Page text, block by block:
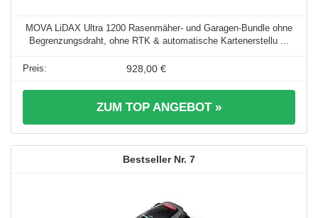
MOVA LiDAX Ultra 1200 Rasenmäher- und Garagen-Bundle ohne
Begrenzungsdraht, ohne RTK & automatische Kartenerstellu ...
928,00 €
ZUM TOP ANGEBOT »
7